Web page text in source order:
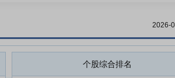
2026-
个股综合排名